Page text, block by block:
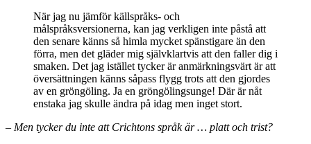
När jag nu jämför källspråks- och
målspråksversionerna, kan jag verkligen inte påstå att
den senare känns så himla mycket spänstigare än den
förra, men det gläder mig självklartvis att den faller dig i
smaken. Det jag istället tycker är anmärkningsvärt är att
översättningen känns såpass flygg trots att den gjordes
av en gröngöling. Ja en gröngölingsunge! Där är nåt
enstaka jag skulle ändra på idag men inget stort.
– Men tycker du inte att Crichtons språk är … platt och trist?